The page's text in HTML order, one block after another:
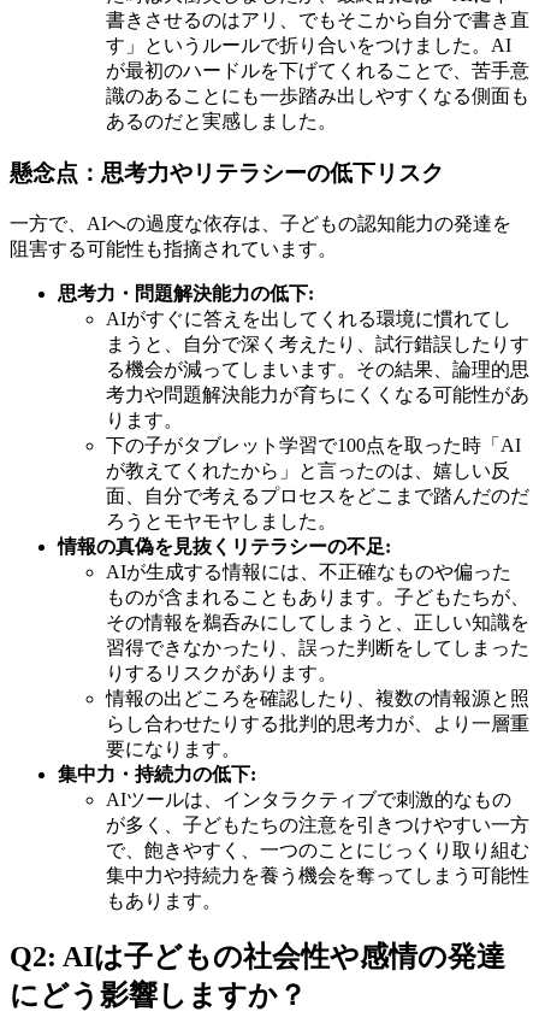
書きさせるのはアリ、でもそこから自分で書き直
す」というルールで折り合いをつけました。AI
が最初のハードルを下げてくれることで、苦手意
識のあることにも一歩踏み出しやすくなる側面も
あるのだと実感しました。
懸念点：思考力やリテラシーの低下リスク
一方で、AIへの過度な依存は、子どもの認知能力の発達を
阻害する可能性も指摘されています。
思考力・問題解決能力の低下:
AIがすぐに答えを出してくれる環境に慣れてし
まうと、自分で深く考えたり、試行錯誤したりす
る機会が減ってしまいます。その結果、論理的思
考力や問題解決能力が育ちにくくなる可能性があ
ります。
下の子がタブレット学習で100点を取った時「AI
が教えてくれたから」と言ったのは、嬉しい反
面、自分で考えるプロセスをどこまで踏んだのだ
ろうとモヤモヤしました。
情報の真偽を見抜くリテラシーの不足:
AIが生成する情報には、不正確なものや偏った
ものが含まれることもあります。子どもたちが、
その情報を鵜呑みにしてしまうと、正しい知識を
習得できなかったり、誤った判断をしてしまった
りするリスクがあります。
情報の出どころを確認したり、複数の情報源と照
らし合わせたりする批判的思考力が、より一層重
要になります。
集中力・持続力の低下:
AIツールは、インタラクティブで刺激的なもの
が多く、子どもたちの注意を引きつけやすい一方
で、飽きやすく、一つのことにじっくり取り組む
集中力や持続力を養う機会を奪ってしまう可能性
もあります。
Q2: AIは子どもの社会性や感情の発達
にどう影響しますか？